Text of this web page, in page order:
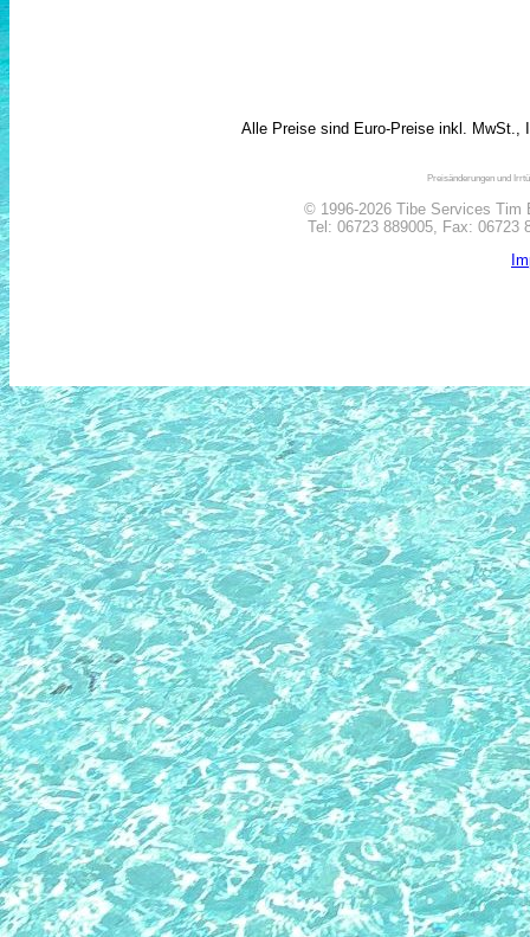
Alle Preise sind Euro-Preise inkl. MwSt.,
Preisänderungen und
© 1996-2026 Tibe Services Tim
Tel: 06723 889005 , Fax: